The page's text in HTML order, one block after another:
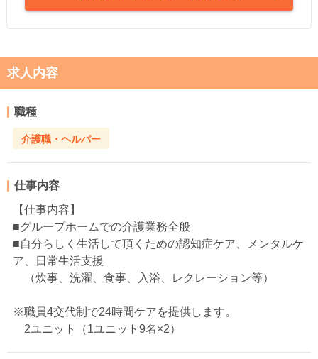
求人内容
職種
介護職・ヘルパー
仕事内容
【仕事内容】
■グループホームでの介護業務全般
■自分らしく生活して頂くための認知症ケア、メンタルケ
ア、日常生活支援
（炊事、洗濯、食事、入浴、レクレーション等）
※職員4交代制で24時間ケアを提供します。
2ユニット（1ユニット9名×2）